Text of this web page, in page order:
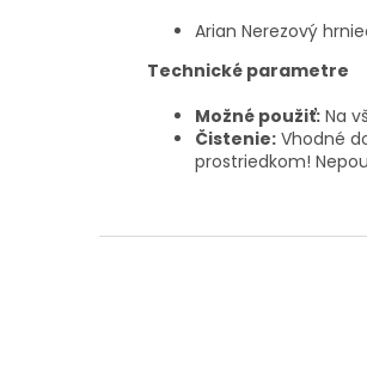
Arian Nerezový
Technické parametre
Možné použiť: Na
Čistenie: Vhodné
prostriedkom!